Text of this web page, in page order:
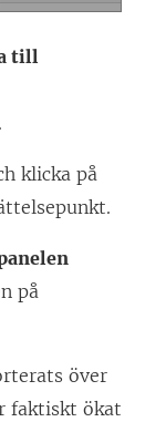
till
klicka på
på
över
faktiskt ökat